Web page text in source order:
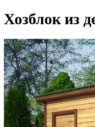
Хозблок из